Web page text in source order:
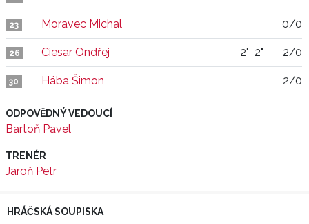
23 Moravec Michal 0/0
26 Ciesar Ondřej 2" 2" 2/0
30 Hába Šimon 2/0
ODPOVĚDNÝ VEDOUCÍ
Bartoň Pavel
TRENÉR
Jaroň Petr
HRÁČSKÁ SOUPISKA